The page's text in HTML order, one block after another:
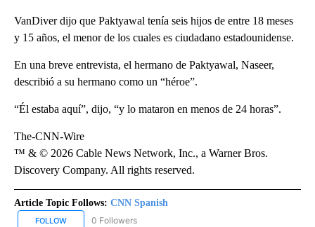
VanDiver dijo que Paktyawal tenía seis hijos de entre 18 meses
y 15 años, el menor de los cuales es ciudadano estadounidense.
En una breve entrevista, el hermano de Paktyawal, Naseer,
describió a su hermano como un “héroe”.
“Él estaba aquí”, dijo, “y lo mataron en menos de 24 horas”.
The-CNN-Wire
™ & © 2026 Cable News Network, Inc., a Warner Bros.
Discovery Company. All rights reserved.
Article Topic Follows: CNN Spanish
FOLLOW FOLLOW "CNN SPANISH" TO RECEIVE NOTIFICATIONS ABOUT
0 Followers